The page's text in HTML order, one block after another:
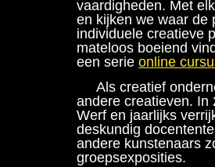
vaardigheden. Met
en kijken we waar de
individuele creatieve
mateloos boeiend
een serieonline
Als creatief
andere creatieven. In
Werf en jaarlijks
deskundig
andere kunstenaars
groepsexposities.